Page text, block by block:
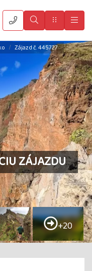
VyhledatMenu
Zájazd č. 445727
ZÁJAZDU
+20